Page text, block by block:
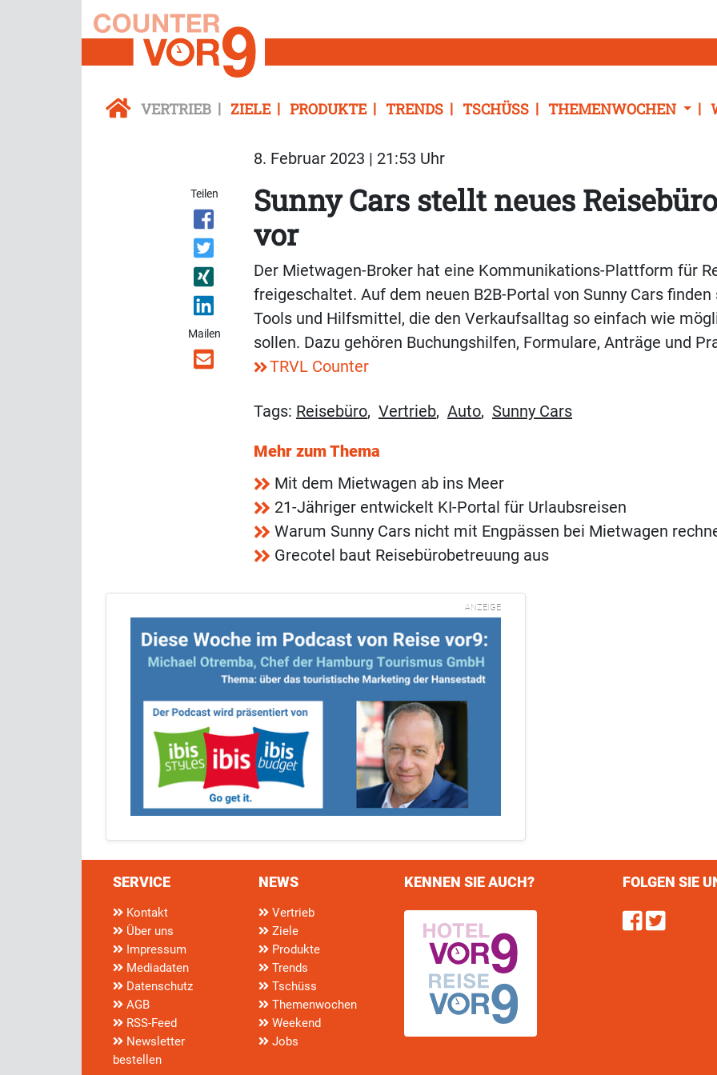
VERTRIEB ZIELE PRODUKTE TRENDS TSCHÜSS THEMENWOCHEN
8. Februar 2023 | 21:53 Uhr
Teilen
Mailen
Sunny Cars stellt neues
vor
Der Mietwagen-Broker hat eine Kommunikations-Plattform für
freigeschaltet. Auf dem neuen B2B-Portal von Sunny Cars
Tools und Hilfsmittel, die den Verkaufsalltag so einfach wie
sollen. Dazu gehören Buchungshilfen, Formulare, Anträge und
TRVL Counter
Tags: Reisebüro, Vertrieb, Auto, Sunny Cars
Mehr zum Thema
Mit dem Mietwagen ab ins Meer
21-Jähriger entwickelt KI-Portal für Urlaubsreisen
Warum Sunny Cars nicht mit Engpässen bei Mietwagen
Grecotel baut Reisebürobetreuung aus
ANZEIGE
SERVICE
Kontakt
Über uns
Impressum
Mediadaten
Datenschutz
AGB
RSS-Feed
Newsletter
bestellen
NEWS
Vertrieb
Ziele
Produkte
Trends
Tschüss
Themenwochen
Weekend
Jobs
KENNEN SIE AUCH? FOLGEN SIE
Find